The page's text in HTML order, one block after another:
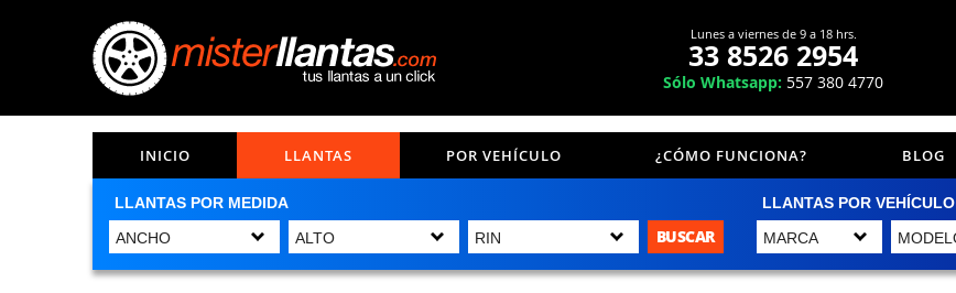
Lunes a viernes de 9 a 18 hrs.
33 8526 2954
Sólo Whatsapp: 557 380 4770
INICIO LLANTAS POR VEHÍCULO ¿CÓMO FUNCIONA? BLOG
LLANTAS POR MEDIDA
BUSCAR
LLANTAS POR VEHÍCULO